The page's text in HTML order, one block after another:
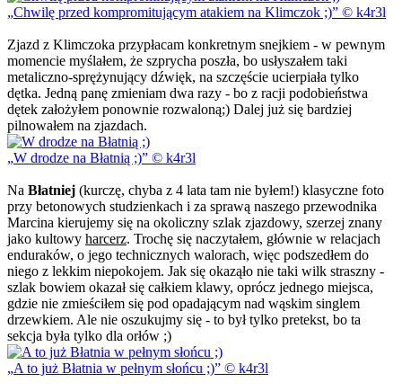
Chwilę przed kompromitującym atakiem na Klimczok ;) © k4r3l
Zjazd z Klimczoka przypłacam konkretnym snejkiem - w pewnym
momencie myślałem, że szprycha poszła, bo usłyszałem taki
metaliczno-sprężynujący dźwięk, na szczęście ucierpiała tylko
dętka. Jedną panę zmieniam dwa razy - bo z racji podobieństwa
dętek założyłem ponownie rozwaloną;) Dalej już się bardziej
pilnowałem na zjazdach.
W drodze na Błatnią ;) © k4r3l
Na Błatniej (kurczę, chyba z 4 lata tam nie byłem!) klasyczne foto
przy betonowych studzienkach i za sprawą naszego przewodnika
Marcina kierujemy się na okoliczny szlak zjazdowy, szerzej znany
jako kultowy harcerz. Trochę się naczytałem, głównie w relacjach
enduraków, o jego technicznych walorach, więc podszedłem do
niego z lekkim niepokojem. Jak się okaząło nie taki wilk straszny -
szlak bowiem okazał się całkiem klawy, oprócz jednego miejsca,
gdzie nie zmieściłem się pod opadającym nad wąskim singlem
drzewkiem. Ale nie oszukujmy się - to był tylko pretekst, bo ta
sekcja była tylko dla orłów ;)
A to już Błatnia w pełnym słońcu ;) © k4r3l